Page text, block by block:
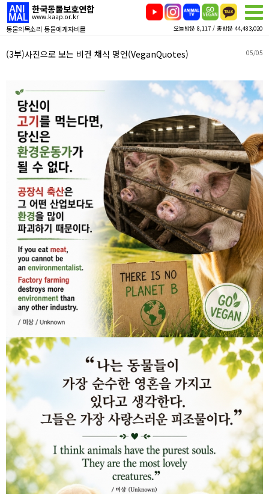
한국동물보호연합
www.kaap.or.kr
동물의목소리 동물에게자비를 오늘방문 8,117 / 총방문 44,483,020
(3부)사진으로 보는 비건 채식 명언(VeganQuotes) 05/05